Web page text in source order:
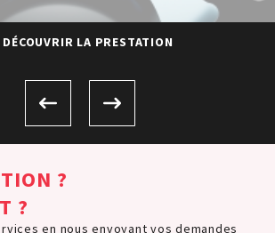
DÉCOUVRIR LA PRESTATION
?
?
en nous envoyant vos demandes